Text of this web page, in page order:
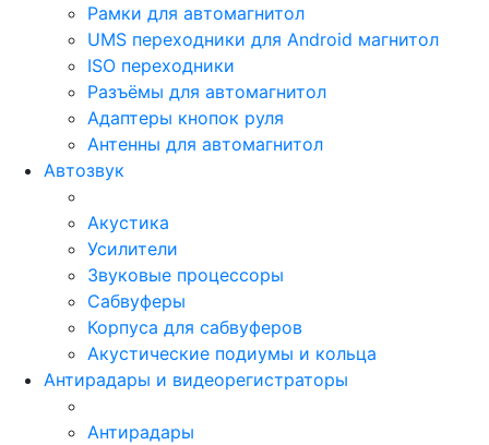
Рамки для автомагнитол
UMS переходники для Android магнитол
ISO переходники
Разъёмы для автомагнитол
Адаптеры кнопок руля
Антенны для автомагнитол
Автозвук
Акустика
Усилители
Звуковые процессоры
Сабвуферы
Корпуса для сабвуферов
Акустические подиумы и кольца
Антирадары и видеорегистраторы
Антирадары